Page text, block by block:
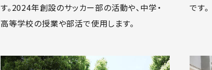
す。2024年創設のサッカー部の活動や、中学・
高等学校の授業や部活で使用します。
です。